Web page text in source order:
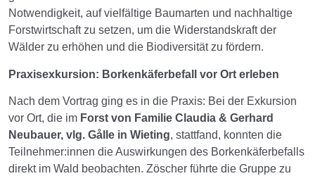
Notwendigkeit, auf vielfältige Baumarten und nachhaltige
Forstwirtschaft zu setzen, um die Widerstandskraft der
Wälder zu erhöhen und die Biodiversität zu fördern.
Praxisexkursion: Borkenkäferbefall vor Ort erleben
Nach dem Vortrag ging es in die Praxis: Bei der Exkursion
vor Ort, die im Forst von Familie Claudia & Gerhard
Neubauer, vlg. Gålle in Wieting, stattfand, konnten die
Teilnehmer:innen die Auswirkungen des Borkenkäferbefalls
direkt im Wald beobachten. Zöscher führte die Gruppe zu